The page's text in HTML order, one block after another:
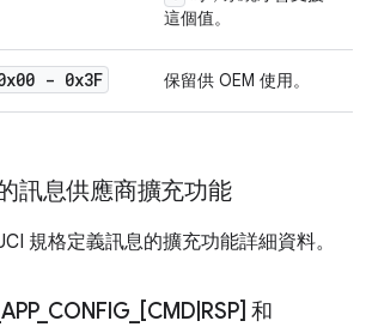
這個值。
- 0x3F 保留供 OEM 使用。
訊息供應商擴充功能
規格定義訊息的擴充功能詳細資料。
APP_ CONFIG [CMD RSP] 和